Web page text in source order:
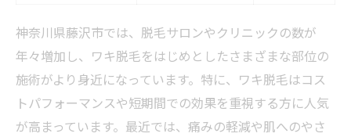
施術前後におすすめの脇ケアポイント
肌トラブルを防ぐ日常のセルフケア術
脱毛後の敏感肌対策と保湿のコツ
ワキ脱毛と併用したい最新美肌ケア情報
神奈川県藤沢市では、脱毛サロンやクリニックの数が
年々増加し、ワキ脱毛をはじめとしたさまざまな部位の
施術がより身近になっています。特に、ワキ脱毛はコス
トパフォーマンスや短期間での効果を重視する方に人気
が高まっています。最近では、痛みの軽減や肌へのやさ